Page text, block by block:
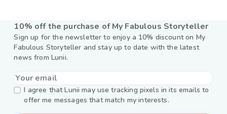
10% off the purchase of My Fabulous Storyteller
Sign up for the newsletter to enjoy a 10% discount on My
Fabulous Storyteller and stay up to date with the latest
news from Lunii.
I agree that Lunii may use tracking pixels in its emails to
offer me messages that match my interests.